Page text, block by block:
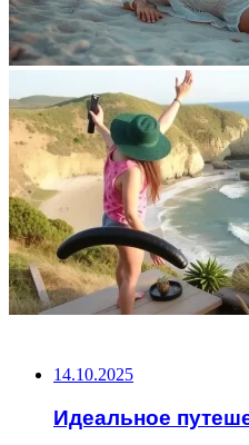
14.10.2025
Идеальное